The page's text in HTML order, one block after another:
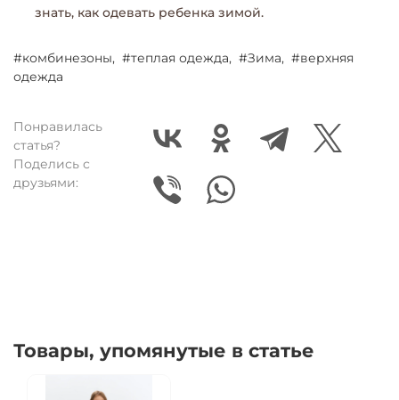
знать, как одевать ребенка зимой.
#комбинезоны, #теплая одежда, #Зима, #верхняя
одежда
Понравилась
статья?
Поделись с
друзьями:
Товары, упомянутые в статье